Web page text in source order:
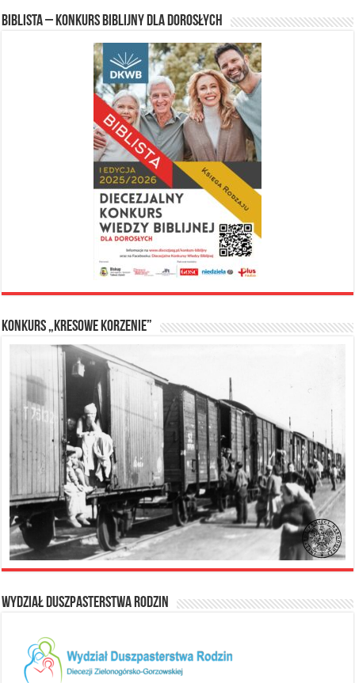
Biblista – konkurs biblijny dla dorosłych
Konkurs „Kresowe Korzenie”
Wydział Duszpasterstwa Rodzin